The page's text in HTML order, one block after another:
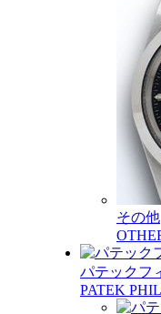
その他
パテックフ
PATEK